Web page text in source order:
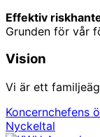
Effektiv
Grunden för vår
Vision
Vi är ett
Koncernchefens
Nyckeltal